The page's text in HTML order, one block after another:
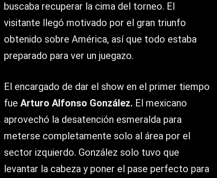
buscaba recuperar la cima del torneo. El
visitante llegó motivado por el gran triunfo
obtenido sobre América, así que todo estaba
preparado para ver un juegazo.
El encargado de dar el show en el primer tiempo
fue Arturo Alfonso González. El mexicano
aprovechó la desatención esmeralda para
meterse completamente solo al área por el
sector izquierdo. González solo tuvo que
levantar la cabeza y poner el pase perfecto para